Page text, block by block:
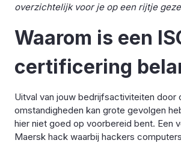
overzichtelijk voor je op een rijtje
Waarom is een
certificering
Uitval van jouw bedrijfsactiviteiten door
omstandigheden kan grote gevolgen
hier niet goed op voorbereid bent. Een
Maersk hack waarbij hackers